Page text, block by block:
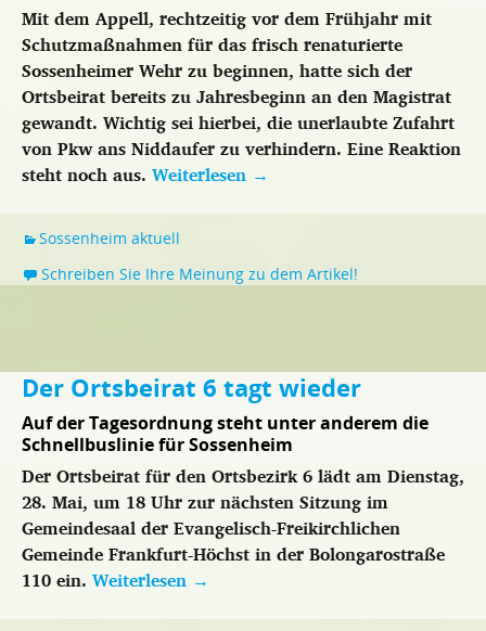
Mit dem Appell, rechtzeitig vor dem Frühjahr mit
Schutzmaßnahmen für das frisch renaturierte
Sossenheimer Wehr zu beginnen, hatte sich der
Ortsbeirat bereits zu Jahresbeginn an den Magistrat
gewandt. Wichtig sei hierbei, die unerlaubte Zufahrt
von Pkw ans Niddaufer zu verhindern. Eine Reaktion
steht noch aus. Weiterlesen →
Sossenheim aktuell
Schreiben Sie Ihre Meinung zu dem Artikel!
Der Ortsbeirat 6 tagt wieder
Auf der Tagesordnung steht unter anderem die
Schnellbuslinie für Sossenheim
Der Ortsbeirat für den Ortsbezirk 6 lädt am Dienstag,
28. Mai, um 18 Uhr zur nächsten Sitzung im
Gemeindesaal der Evangelisch-Freikirchlichen
Gemeinde Frankfurt-Höchst in der Bolongarostraße
110 ein. Weiterlesen →